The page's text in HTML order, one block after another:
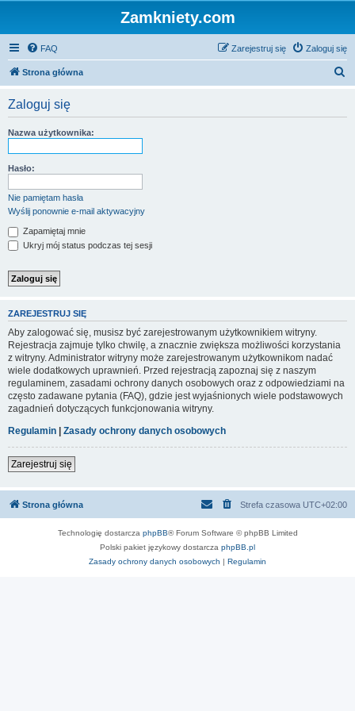
Zamkniety.com
FAQ Zaloguj się
Zarejestruj się
Strona główna
Zaloguj się
Nazwa użytkownika:
Hasło:
Nie pamiętam hasła
Wyślij ponownie e-mail aktywacyjny
Zapamiętaj mnie
Ukryj mój status podczas tej sesji
ZAREJESTRUJ SIĘ
Aby zalogować się, musisz być zarejestrowanym użytkownikiem witryny.
Rejestracja zajmuje tylko chwilę, a znacznie zwiększa możliwości korzystania
z witryny. Administrator witryny może zarejestrowanym użytkownikom nadać
wiele dodatkowych uprawnień. Przed rejestracją zapoznaj się z naszym
regulaminem, zasadami ochrony danych osobowych oraz z odpowiedziami na
często zadawane pytania (FAQ), gdzie jest wyjaśnionych wiele podstawowych
zagadnień dotyczących funkcjonowania witryny.
Regulamin | Zasady ochrony danych osobowych
Zarejestruj się
Strona główna Strefa czasowa UTC+02:00
Technologię dostarcza phpBB® Forum Software © phpBB Limited
Polski pakiet językowy dostarcza phpBB.pl
Zasady ochrony danych osobowych | Regulamin